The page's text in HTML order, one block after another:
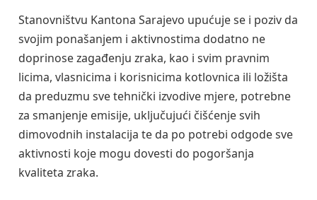
Stanovništvu Kantona Sarajevo upućuje se i poziv da
svojim ponašanjem i aktivnostima dodatno ne
doprinose zagađenju zraka, kao i svim pravnim
licima, vlasnicima i korisnicima kotlovnica ili ložišta
da preduzmu sve tehnički izvodive mjere, potrebne
za smanjenje emisije, uključujući čišćenje svih
dimovodnih instalacija te da po potrebi odgode sve
aktivnosti koje mogu dovesti do pogoršanja
kvaliteta zraka.